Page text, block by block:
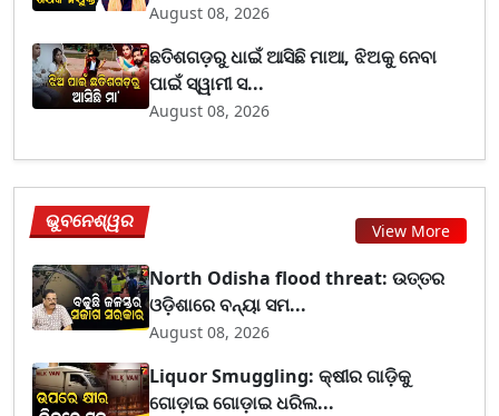
August 08, 2026
ଛତିଶଗଡ଼ରୁ ଧାଇଁ ଆସିଛି ମାଆ, ଝିଅକୁ ନେବା
ପାଇଁ ସ୍ୱାମୀ ସ...
August 08, 2026
ଭୁବନେଶ୍ୱର View More
North Odisha flood threat: ଉତ୍ତର
ଓଡ଼ିଶାରେ ବନ୍ୟା ସମ...
August 08, 2026
Liquor Smuggling: କ୍ଷୀର ଗାଡ଼ିକୁ
ଗୋଡ଼ାଇ ଗୋଡ଼ାଇ ଧରିଲ...